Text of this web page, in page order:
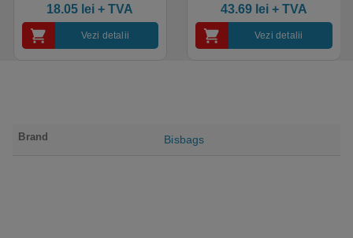
industrial, calitate premium
18.05 lei + TVA
Vezi detalii
43.69 lei+ TVA
Vezi detalii
Brand Bisbags